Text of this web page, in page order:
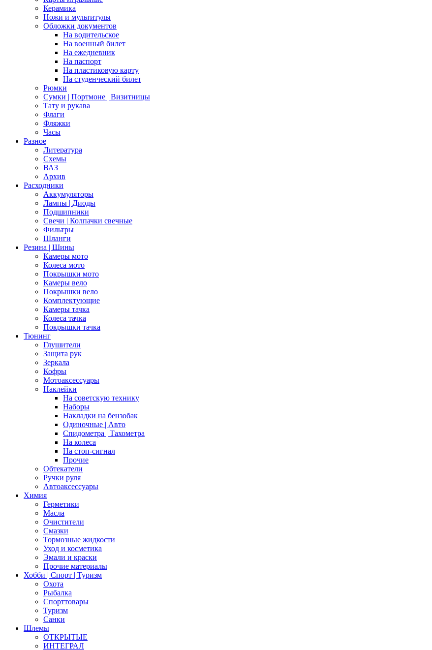
Керамика
Ножи и мультитулы
Обложки документов
На водительское
На военный билет
На ежедневник
На паспорт
На пластиковую карту
На студенческий билет
Рюмки
Сумки | Портмоне | Визитницы
Тату и рукава
Флаги
Фляжки
Часы
Разное
Литература
Схемы
ВАЗ
Архив
Расходники
Аккумуляторы
Лампы | Диоды
Подшипники
Свечи | Колпачки свечные
Фильтры
Шланги
Резина | Шины
Камеры мото
Колеса мото
Покрышки мото
Камеры вело
Покрышки вело
Комплектующие
Камеры тачка
Колеса тачка
Покрышки тачка
Тюнинг
Глушители
Защита рук
Зеркала
Кофры
Мотоаксессуары
Наклейки
На советскую технику
Наборы
Накладки на бензобак
Одиночные | Авто
Спидометра | Тахометра
На колеса
На стоп-сигнал
Прочие
Обтекатели
Ручки руля
Автоаксессуары
Химия
Герметики
Масла
Очистители
Смазки
Тормозные жидкости
Уход и косметика
Эмали и краски
Прочие материалы
Хобби | Cпорт | Туризм
Охота
Рыбалка
Спорттовары
Туризм
Санки
Шлемы
ОТКРЫТЫЕ
ИНТЕГРАЛ